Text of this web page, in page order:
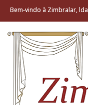
Bem-vindo à Zimbralar, lda